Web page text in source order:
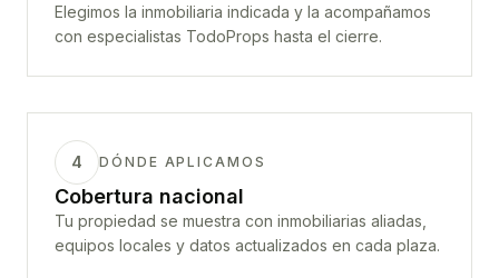
Elegimos la inmobiliaria indicada y la acompañamos
con especialistas TodoProps hasta el cierre.
4 DÓNDE APLICAMOS
Cobertura nacional
Tu propiedad se muestra con inmobiliarias aliadas,
equipos locales y datos actualizados en cada plaza.